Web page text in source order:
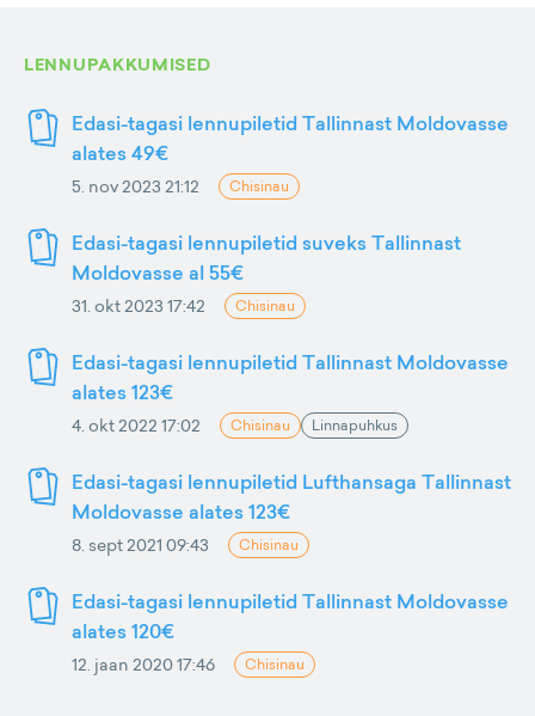
LENNUPAKKUMISED
Edasi-tagasi lennupiletid Tallinnast Moldovasse
alates 49€
5. nov 2023 21:12 Chisinau
Edasi-tagasi lennupiletid suveks Tallinnast
Moldovasse al 55€
31. okt 2023 17:42 Chisinau
Edasi-tagasi lennupiletid Tallinnast Moldovasse
alates 123€
4. okt 2022 17:02 Chisinau Linnapuhkus
Edasi-tagasi lennupiletid Lufthansaga Tallinnast
Moldovasse alates 123€
8. sept 2021 09:43 Chisinau
Edasi-tagasi lennupiletid Tallinnast Moldovasse
alates 120€
12. jaan 2020 17:46 Chisinau